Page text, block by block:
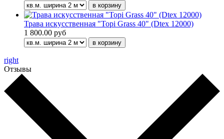
Трава искусственная "Topi Grass 40" (Dtex 12000)
1 800.00 руб
right
Отзывы